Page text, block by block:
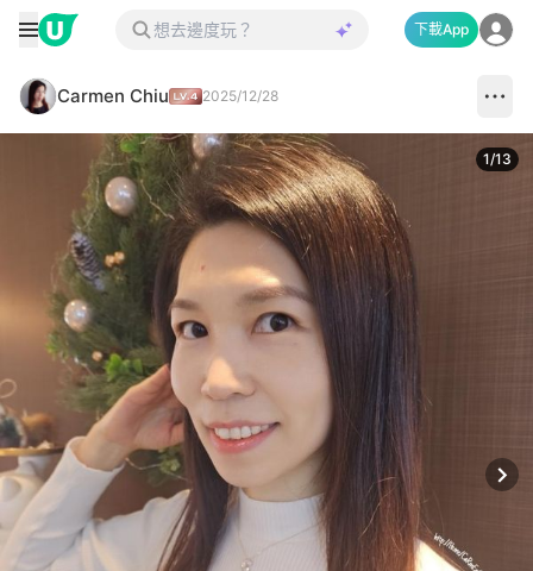
下載App
Carmen Chiu 2025/12/28
1/13